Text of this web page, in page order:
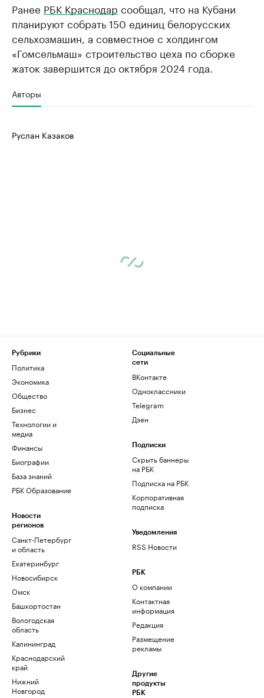
Ранее РБК Краснодар сообщал, что на Кубани
планируют собрать 150 единиц белорусских
сельхозмашин, а совместное с холдингом
«Гомсельмаш» строительство цеха по сборке
жаток завершится до октября 2024 года.
Авторы
Руслан Казаков
Рубрики
Политика
Экономика
Общество
Бизнес
Технологии и
медиа
Финансы
Биографии
База знаний
РБК Образование
Новости
регионов
Санкт-Петербург
и область
Екатеринбург
Новосибирск
Омск
Башкортостан
Вологодская
область
Калининград
Краснодарский
край
Нижний
Новгород
Социальные
сети
ВКонтакте
Одноклассники
Telegram
Дзен
Подписки
Скрыть баннеры
на РБК
Подписка на РБК
Корпоративная
подписка
Уведомления
RSS Новости
РБК
О компании
Контактная
информация
Редакция
Размещение
рекламы
Другие
продукты
РБК